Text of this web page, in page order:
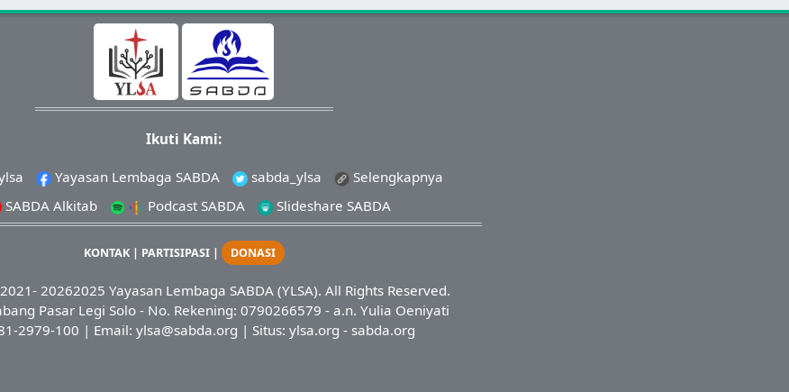
Ikuti Kami:
Yayasan Lembaga SABDA sabda_ylsa
Selengkapnya
SABDA Alkitab
Podcast SABDA Slideshare SABDA
KONTAK| PARTISIPASI| DONASI
20262025 Yayasan Lembaga SABDA (YLSA). All Rights Reserved.
Pasar Legi Solo - No. Rekening: 0790266579 - a.n. Yulia Oeniyati
2979-100 | Email: ylsa@sabda.org | Situs: ylsa.org - sabda.org